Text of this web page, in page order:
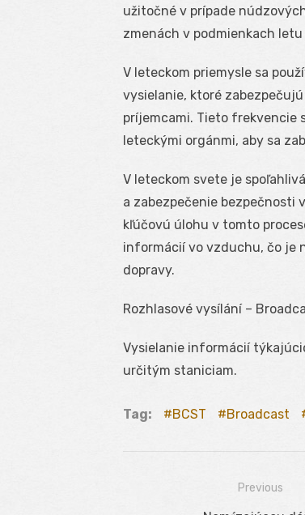
užitočné v prípade
zmenách v podmienkach
V leteckom priemysle sa
vysielanie, ktoré
príjemcami. Tieto frekvencie
leteckými orgánmi, aby sa
V leteckom svete je
a zabezpečenie bezpečnosti
kľúčovú úlohu v tomto
informácií vo vzduchu, čo je
dopravy.
Rozhlasové vysílání –
Vysielanie informácií
určitým staniciam.
Tag: BCST Broadcast
Navigácia
Previous